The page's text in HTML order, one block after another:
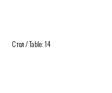
Стол / Table: 14